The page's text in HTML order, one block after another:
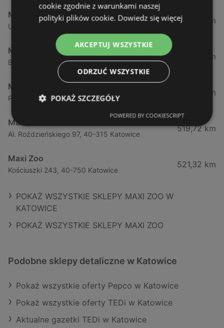
Maxi Zoo
Ul. Ułańska 8a, 40-887 Katowice
514,62 km
Maxi Zoo
Bocheńskiego 81, 40-859 Katowice
517,47 km
Maxi Zoo
Piotra Skargi 6a, 40-091 Katowice
518,86 km
Maxi Zoo
Al. Roździeńskiego 97, 40-315 Katowice
519,72 km
Maxi Zoo
Kościuszki 243, 40-750 Katowice
521,32 km
POKAŻ WSZYSTKIE SKLEPY MAXI ZOO W
KATOWICE
POKAŻ WSZYSTKIE SKLEPY MAXI ZOO
Podobne sklepy detaliczne w Katowice
Pokaż wszystkie oferty Pepco w Katowice
Pokaż wszystkie oferty TEDi w Katowice
Aktualne gazetki TEDi w Katowice
cookie zgodnie z warunkami naszej
polityki plików cookie. Dowiedz się więcej
AKCEPTUJ WSZYSTKIE
ODRZUĆ WSZYSTKIE
POKAŻ SZCZEGÓŁY
POWERED BY COOKIESCRIPT